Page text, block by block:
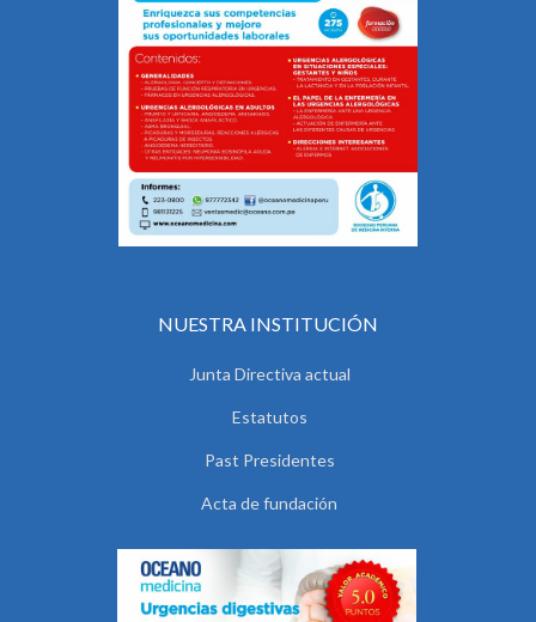
NUESTRA INSTITUCIÓN
Junta Directiva actual
Estatutos
Past Presidentes
Acta de fundación